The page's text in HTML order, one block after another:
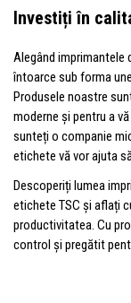
Investiți în
Alegând imprimantele
întoarce sub forma
Produsele noastre
moderne și pentru a
sunteți o companie
etichete vă vor ajuta
Descoperiți lumea
etichete TSC și aflați
productivitatea. Cu
control și pregătit